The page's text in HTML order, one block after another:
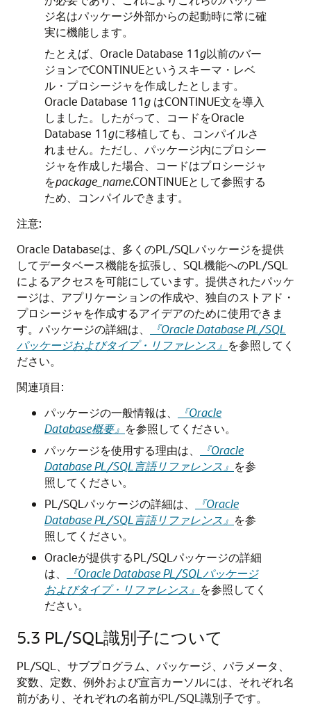
ジ名はパッケージ外部からの起動時に常に確
実に機能します。
たとえば、Oracle Database 11g以前のバー
ジョンでCONTINUEというスキーマ・レベ
ル・プロシージャを作成したとします。
Oracle Database 11g はCONTINUE文を導入
しました。したがって、コードをOracle
Database 11gに移植しても、コンパイルさ
れません。ただし、パッケージ内にプロシー
ジャを作成した場合、コードはプロシージャ
をpackage_name.CONTINUEとして参照する
ため、コンパイルできます。
注意:
Oracle Databaseは、多くのPL/SQLパッケージを提供
してデータベース機能を拡張し、SQL機能へのPL/SQL
によるアクセスを可能にしています。提供されたパッケ
ージは、アプリケーションの作成や、独自のストアド・
プロシージャを作成するアイデアのために使用できま
す。パッケージの詳細は、
『Oracle Database PL/SQL
パッケージおよびタイプ・リファレンス』 を参照してく
ださい。
関連項目:
パッケージの一般情報は、
『Oracle
Database概要』 を参照してください。
パッケージを使用する理由は、
『Oracle
Database PL/SQL言語リファレンス』 を参
照してください。
PL/SQLパッケージの詳細は、
『Oracle
Database PL/SQL言語リファレンス』 を参
照してください。
Oracleが提供するPL/SQLパッケージの詳細
は、
『Oracle Database PL/SQLパッケージ
およびタイプ・リファレンス』 を参照してく
ださい。
5.3 PL/SQL識別子について
PL/SQL、サブプログラム、パッケージ、パラメータ、
変数、定数、例外および宣言カーソルには、それぞれ名
前があり、それぞれの名前がPL/SQL識別子です。